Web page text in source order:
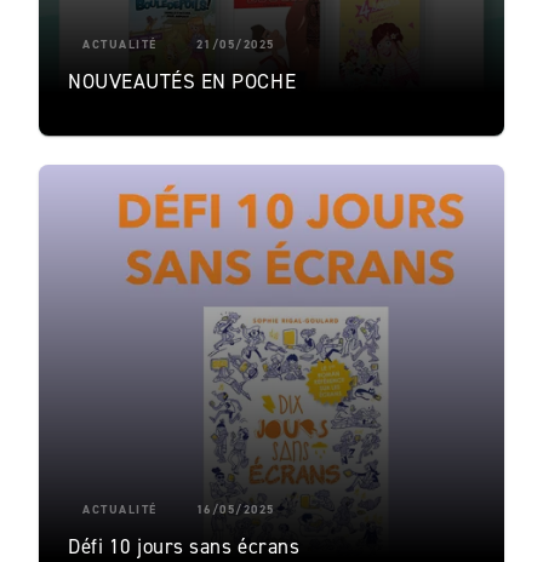
ACTUALITÉ 21/05/2025
NOUVEAUTÉS EN POCHE
ACTUALITÉ 16/05/2025
Défi 10 jours sans écrans